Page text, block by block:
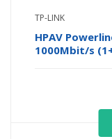
TP-LINK
HPAV
1000Mbit/s